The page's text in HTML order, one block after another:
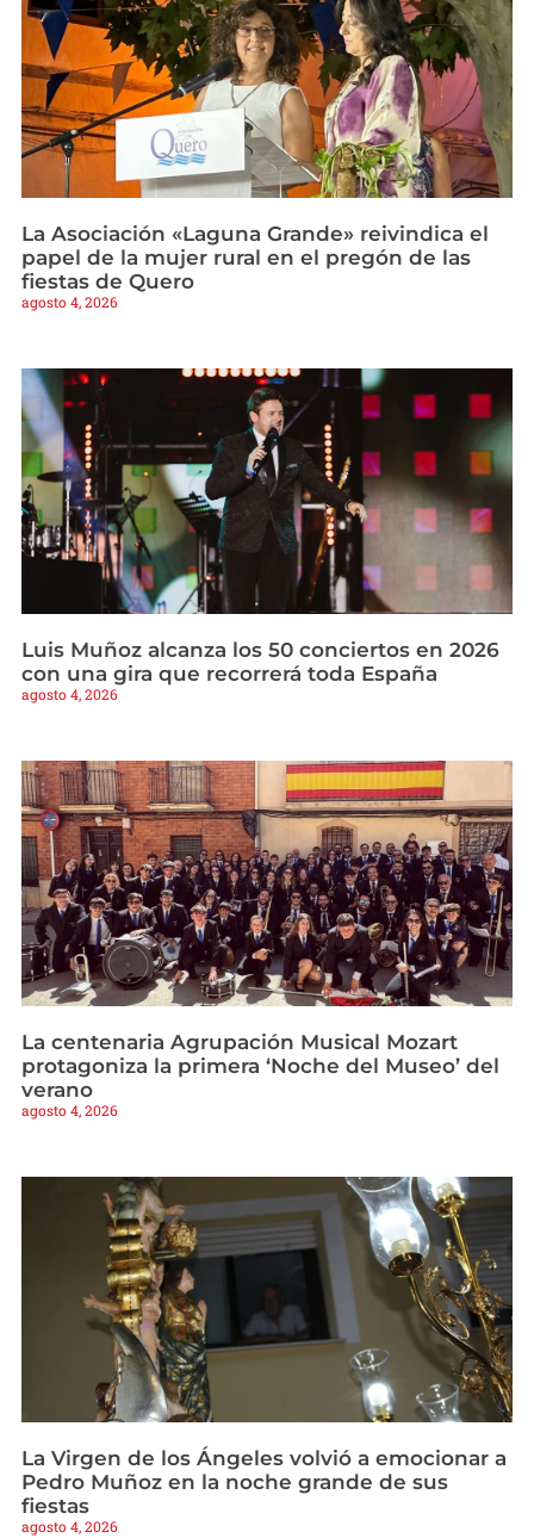
La Asociación «Laguna Grande» reivindica el
papel de la mujer rural en el pregón de las
fiestas de Quero
agosto 4, 2026
Luis Muñoz alcanza los 50 conciertos en 2026
con una gira que recorrerá toda España
agosto 4, 2026
La centenaria Agrupación Musical Mozart
protagoniza la primera ‘Noche del Museo’ del
verano
agosto 4, 2026
La Virgen de los Ángeles volvió a emocionar a
Pedro Muñoz en la noche grande de sus
fiestas
agosto 4, 2026